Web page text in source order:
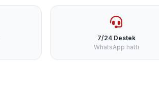
7/24 Destek
WhatsApp hattı